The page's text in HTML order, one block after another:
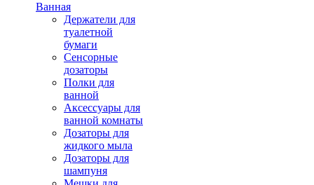
Ванная
Держатели для
туалетной
бумаги
Сенсорные
дозаторы
Полки для
ванной
Аксессуары для
ванной комнаты
Дозаторы для
жидкого мыла
Дозаторы для
шампуня